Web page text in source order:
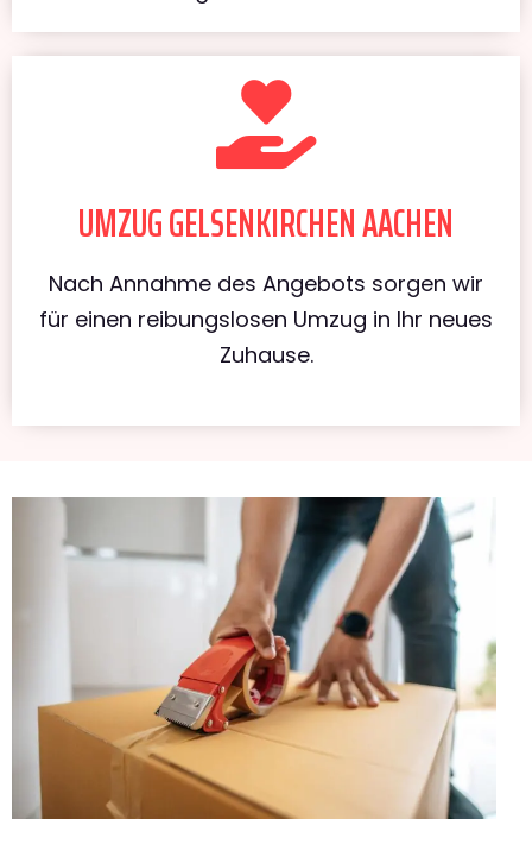
UMZUG GELSENKIRCHEN AACHEN
Nach Annahme des Angebots sorgen wir
für einen reibungslosen Umzug in Ihr neues
Zuhause.